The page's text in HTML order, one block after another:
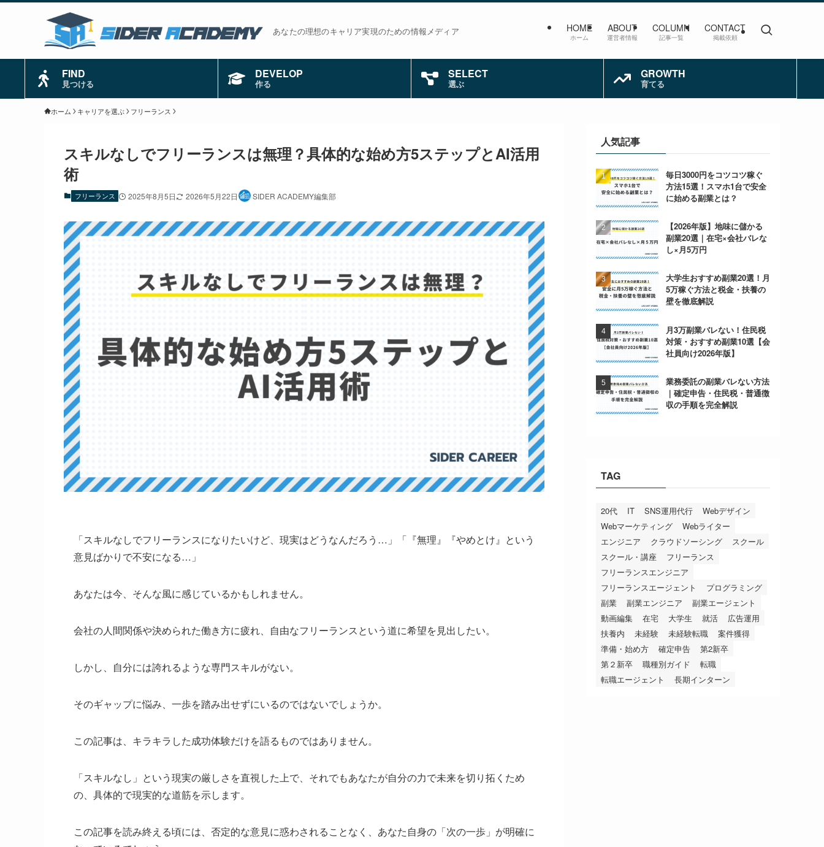
あなたの理想のキャリア実現のための情報メディア HOME
ホーム
ABOUT
運営者情報
COLUMN
記事一覧
CONTACT
掲載依頼
FIND
見つける
DEVELOP
作る
SELECT
選ぶ
GROWTH
育てる
ホーム キャリアを選ぶ フリーランス
スキルなしでフリーランスは無理？具体的な始め方5ステップとAI活用
術
フリーランス 2025年8月5日 2026年5月22日 SIDER ACADEMY編集部
「スキルなしでフリーランスになりたいけど、現実はどうなんだろう…」「『無理』『やめとけ』という
意見ばかりで不安になる…」
あなたは今、そんな風に感じているかもしれません。
会社の人間関係や決められた働き方に疲れ、自由なフリーランスという道に希望を見出したい。
しかし、自分には誇れるような専門スキルがない。
そのギャップに悩み、一歩を踏み出せずにいるのではないでしょうか。
この記事は、キラキラした成功体験だけを語るものではありません。
「スキルなし」という現実の厳しさを直視した上で、それでもあなたが自分の力で未来を切り拓くため
の、具体的で現実的な道筋を示します。
この記事を読み終える頃には、否定的な意見に惑わされることなく、あなた自身の「次の一歩」が明確に
人気記事
毎日3000円をコツコツ稼ぐ
方法15選！スマホ1台で安全
に始める副業とは？
【2026年版】地味に儲かる
副業20選｜在宅×会社バレな
し×月5万円
大学生おすすめ副業20選！月
5万稼ぐ方法と税金・扶養の
壁を徹底解説
月3万副業バレない！住民税
対策・おすすめ副業10選【会
社員向け2026年版】
業務委託の副業バレない方法
｜確定申告・住民税・普通徴
収の手順を完全解説
TAG
20代 IT SNS運用代行
Webデザイン
Webマーケティング
Webライター
エンジニア
クラウドソーシング
スクール
スクール・講座
フリーランス
フリーランスエンジニア
フリーランスエージェント
プログラミング
副業
副業エンジニア
副業エージェント
動画編集
在宅 大学生 就活
広告運用
扶養内
未経験 未経験転職
案件獲得
準備・始め方
確定申告
第2新卒
第２新卒
職種別ガイド
転職
転職エージェント
長期インターン